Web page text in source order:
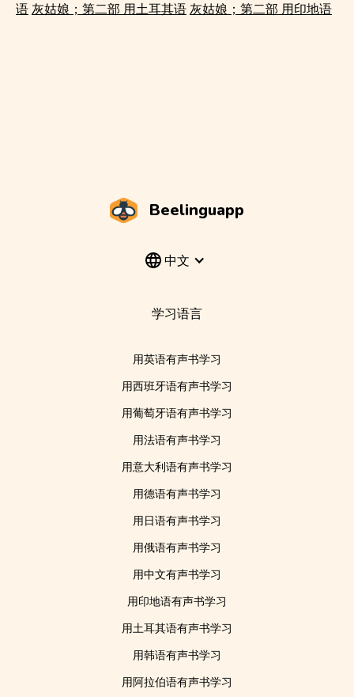
语 灰姑娘；第二部 用土耳其语 灰姑娘；第二部 用印地语
Beelinguapp
中文
学习语言
用英语有声书学习
用西班牙语有声书学习
用葡萄牙语有声书学习
用法语有声书学习
用意大利语有声书学习
用德语有声书学习
用日语有声书学习
用俄语有声书学习
用中文有声书学习
用印地语有声书学习
用土耳其语有声书学习
用韩语有声书学习
用阿拉伯语有声书学习